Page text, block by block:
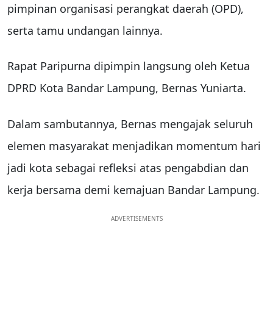
pimpinan organisasi perangkat daerah (OPD),
serta tamu undangan lainnya.
Rapat Paripurna dipimpin langsung oleh Ketua
DPRD Kota Bandar Lampung, Bernas Yuniarta.
Dalam sambutannya, Bernas mengajak seluruh
elemen masyarakat menjadikan momentum hari
jadi kota sebagai refleksi atas pengabdian dan
kerja bersama demi kemajuan Bandar Lampung.
ADVERTISEMENTS